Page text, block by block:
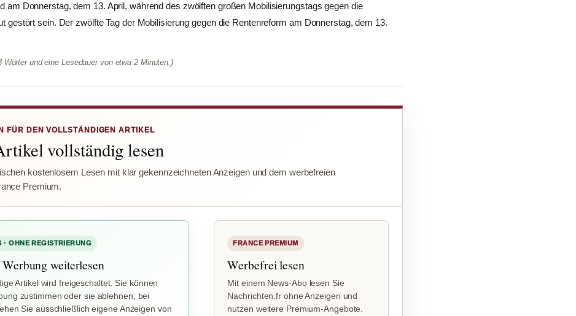
am Donnerstag, dem 13. April, während des zwölften großen Mobilisierungstags gegen die
gestört sein. Der zwölfte Tag der Mobilisierung gegen die Rentenreform am Donnerstag, dem 13.
Wörter und eine Lesedauer von etwa 2 Minuten.)
FÜR DEN VOLLSTÄNDIGEN ARTIKEL
vollständig lesen
kostenlosem Lesen mit klar gekennzeichneten Anzeigen und dem werbefreien
Premium.
· OHNE REGISTRIERUNG
weiterlesen
Artikel wird freigeschaltet. Sie können
zustimmen oder sie ablehnen; bei
Sie ausschließlich eigene Anzeigen von
FRANCE PREMIUM
Werbefrei lesen
Mit einem News-Abo lesen Sie
Nachrichten.fr ohne Anzeigen und
nutzen weitere Premium-Angebote.